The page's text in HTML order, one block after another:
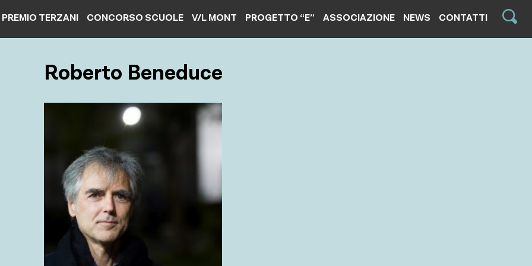
PREMIO TERZANI CONCORSO SCUOLE V/L MONT PROGETTO “E” ASSOCIAZIONE NEWS CONTATTI
Roberto Beneduce